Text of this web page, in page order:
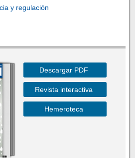
y regulación
Descargar PDF
Revista interactiva
Hemeroteca